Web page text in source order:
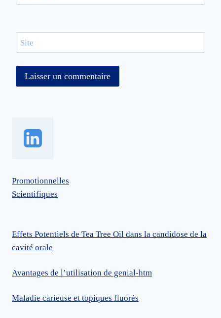
Site
Promotionnelles
Scientifiques
Effets Potentiels de Tea Tree Oil dans la candidose de la
cavité orale
Avantages de l’utilisation de genial-htm
Maladie carieuse et topiques fluorés